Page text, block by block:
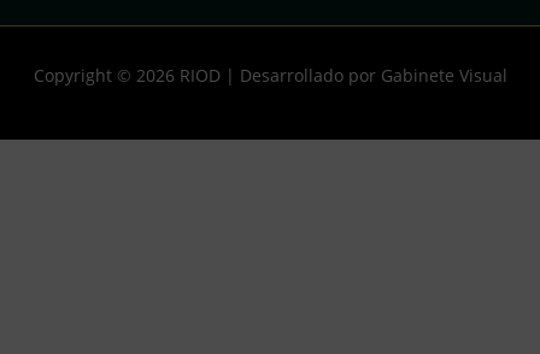
Copyright © 2026 RIOD| Desarrollado por Gabinete Visual